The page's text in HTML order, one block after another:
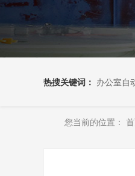
热搜关键词： 办公室自
您当前的位置：